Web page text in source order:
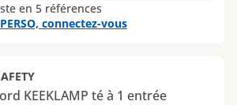
en 5 références
connectez-vous
KEEKLAMP té à 1 entrée